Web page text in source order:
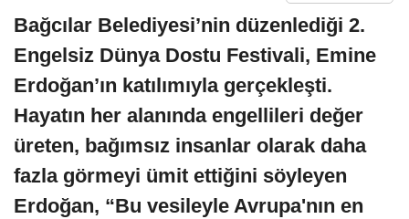
Bağcılar Belediyesi’nin düzenlediği 2.
Engelsiz Dünya Dostu Festivali, Emine
Erdoğan’ın katılımıyla gerçekleşti.
Hayatın her alanında engellileri değer
üreten, bağımsız insanlar olarak daha
fazla görmeyi ümit ettiğini söyleyen
Erdoğan, “Bu vesileyle Avrupa'nın en